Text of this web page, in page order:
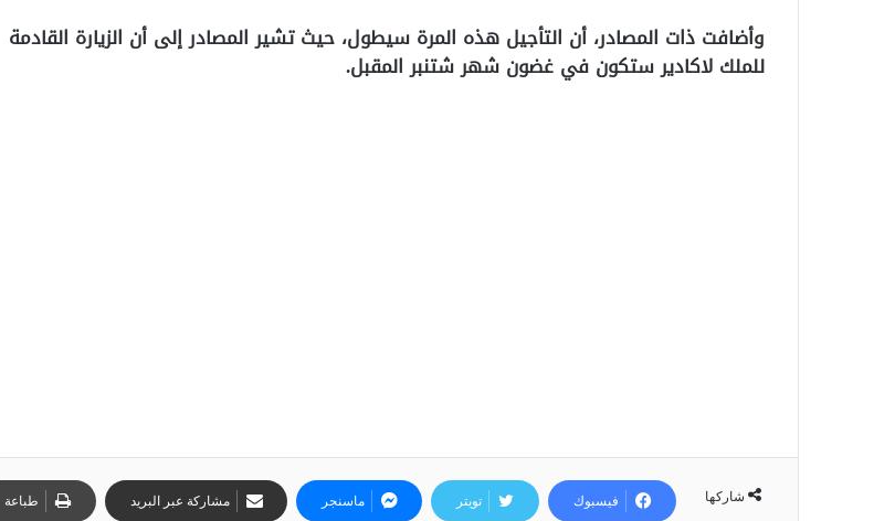
وأضافت ذات المصادر، أن التأجيل هذه المرة سيطول، حيث تشير المصادر إلى أن الزيارة القادمة
للملك لاكادير ستكون في غضون شهر شتنبر المقبل.
شاركها فيسبوك تويتر ماسنجر مشاركة عبر البريد طباعة